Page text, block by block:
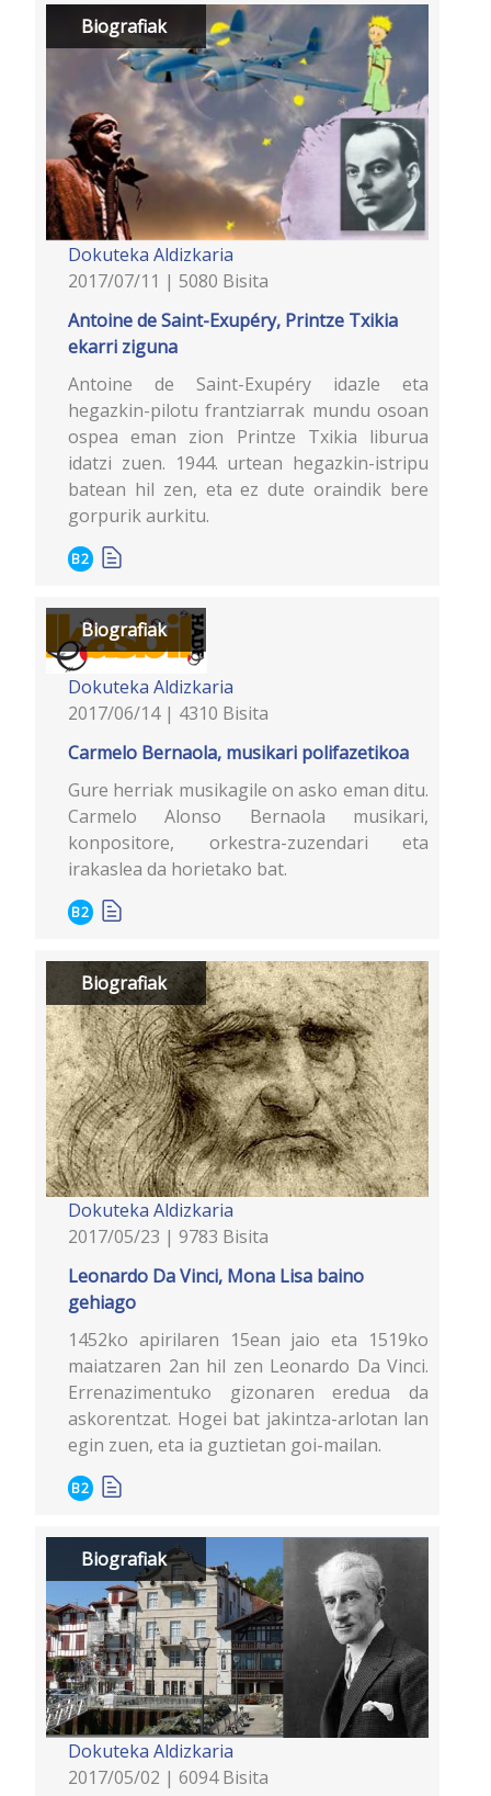
Biografiak
Dokuteka Aldizkaria
2017/07/11 | 5080 Bisita
Antoine de Saint-Exupéry, Printze Txikia
ekarri ziguna
Antoine de Saint-Exupéry idazle eta
hegazkin-pilotu frantziarrak mundu osoan
ospea eman zion Printze Txikia liburua
idatzi zuen. 1944. urtean hegazkin-istripu
batean hil zen, eta ez dute oraindik bere
gorpurik aurkitu.
B2
Biografiak
Dokuteka Aldizkaria
2017/06/14 | 4310 Bisita
Carmelo Bernaola, musikari polifazetikoa
Gure herriak musikagile on asko eman ditu.
Carmelo Alonso Bernaola musikari,
konpositore, orkestra-zuzendari eta
irakaslea da horietako bat.
B2
Biografiak
Dokuteka Aldizkaria
2017/05/23 | 9783 Bisita
Leonardo Da Vinci, Mona Lisa baino
gehiago
1452ko apirilaren 15ean jaio eta 1519ko
maiatzaren 2an hil zen Leonardo Da Vinci.
Errenazimentuko gizonaren eredua da
askorentzat. Hogei bat jakintza-arlotan lan
egin zuen, eta ia guztietan goi-mailan.
B2
Biografiak
Dokuteka Aldizkaria
2017/05/02 | 6094 Bisita